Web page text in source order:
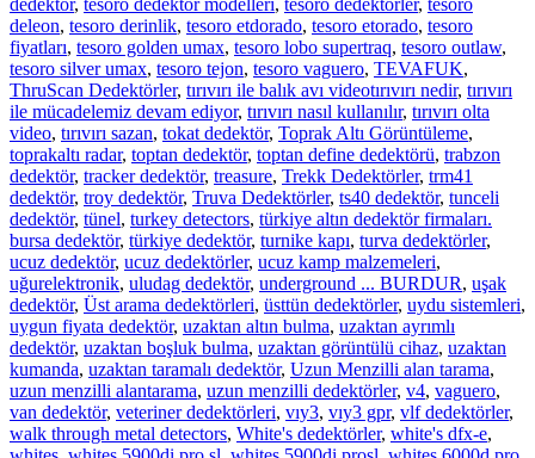
deleon, tesoro derinlik, tesoro etdorado, tesoro etorado, tesoro
fiyatları, tesoro golden umax, tesoro lobo supertraq, tesoro outlaw,
tesoro silver umax, tesoro tejon, tesoro vaguero, TEVAFUK,
ThruScan Dedektörler, tırıvırı ile balık avı videotırıvırı nedir, tırıvırı
ile mücadelemiz devam ediyor, tırıvırı nasıl kullanılır, tırıvırı olta
video, tırıvırı sazan, tokat dedektör, Toprak Altı Görüntüleme,
toprakaltı radar, toptan dedektör, toptan define dedektörü, trabzon
dedektör, tracker dedektör, treasure, Trekk Dedektörler, trm41
dedektör, troy dedektör, Truva Dedektörler, ts40 dedektör, tunceli
dedektör, tünel, turkey detectors, türkiye altın dedektör firmaları.
bursa dedektör, türkiye dedektör, turnike kapı, turva dedektörler,
ucuz dedektör, ucuz dedektörler, ucuz kamp malzemeleri,
uğurelektronik, uludag dedektör, underground ... BURDUR, uşak
dedektör, Üst arama dedektörleri, üsttün dedektörler, uydu sistemleri,
uygun fiyata dedektör, uzaktan altın bulma, uzaktan ayrımlı
dedektör, uzaktan boşluk bulma, uzaktan görüntülü cihaz, uzaktan
kumanda, uzaktan taramalı dedektör, Uzun Menzilli alan tarama,
uzun menzilli alantarama, uzun menzilli dedektörler, v4, vaguero,
van dedektör, veteriner dedektörleri, vıy3, vıy3 gpr, vlf dedektörler,
walk through metal detectors, White's dedektörler, white's dfx-e,